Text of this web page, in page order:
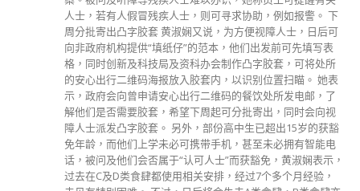
人士，若有人假冒残疾人士，则可寻求协助，例如报警。 下
周分批寄出凸字胶套 黄淑娴又说，为方便视障人士，日后可
向非政府机构提供“填纸仔”的范本，他们出发前可先填写表
格，同时创新及科技局及资科办会制作凸字胶套，可将处所
的安心出行二维码海报放入胶套内，以识别位置扫瞄。 她表
示，政府会向曾申请安心出行二维码的餐饮处所发电邮，了
解他们是否需要胶套，希望下周起可分批寄出，同时会向视
障人士派发凸字胶套。 另外，部份高中生已超出15岁的获豁
免年龄，而他们上学未必可携带手机，甚至未必拥有智能电
话，被问及他们会否属于“认可人士”而获豁免，黄淑娴表示，
过去在C及D类食肆都使用相关安排，经过7个多个月经验，